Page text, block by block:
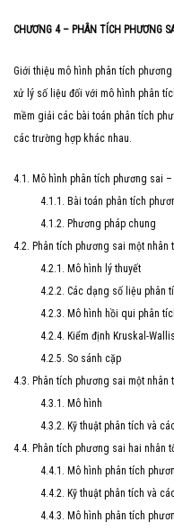
CHƯƠNG 4 – PHÂN TÍCH PHƯƠNG
Giới thiệu mô hình phân tích
xử lý số liệu đối với mô hình phân
mềm giải các bài toán phân tích
các trường hợp khác nhau.
4.1. Mô hình phân tích phương sai
4.1.1. Bài toán phân tích
4.1.2. Phương pháp chung
4.2. Phân tích phương sai một nhân
4.2.1. Mô hình lý thuyết
4.2.2. Các dạng số liệu phân
4.2.3. Mô hình hồi qui phân
4.2.4. Kiểm định Kruskal-Wallis
4.2.5. So sánh cặp
4.3. Phân tích phương sai một nhân
4.3.1. Mô hình
4.3.2. Kỹ thuật phân tích và
4.4. Phân tích phương sai hai nhân
4.4.1. Mô hình phân tích
4.4.2. Kỹ thuật phân tích và
4.4.3. Mô hình phân tích